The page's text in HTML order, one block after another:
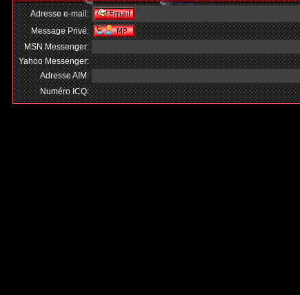
Adresse e-mail:
Message Privé:
MSN Messenger:
Yahoo Messenger:
Adresse AIM:
Numéro ICQ: